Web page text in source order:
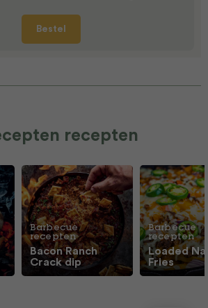
Bestel
recepten
Barbecue
recepten
Bacon Ranch
Crack dip
Barbecue
recepten
Loaded
Fries